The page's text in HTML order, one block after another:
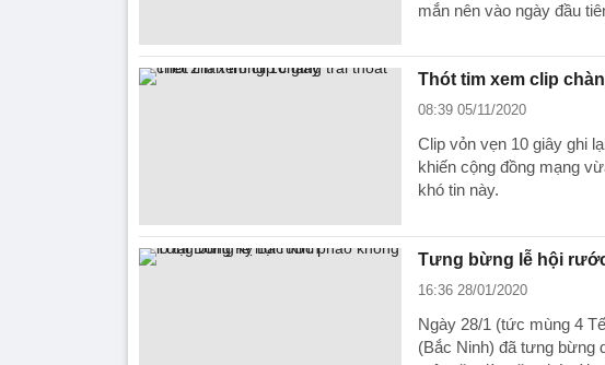
mắn nên vào ngày đầu
Thót tim xem clip
08:39 05/11/2020
Clip vỏn vẹn 10 giây ghi
khiến cộng đồng mạng
khó tin này.
Tưng bừng lễ hội
16:36 28/01/2020
Ngày 28/1 (tức mùng 4
(Bắc Ninh) đã tưng bừng